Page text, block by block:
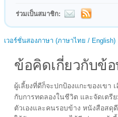
ร่วมเป็นสมาชิก:
เวอร์ชั่นสองภาษา (ภาษาไทย / English)
ข้อคิดเกี่ยวกับข้
ผู้เลี้ยงที่ดีก็จะปกป้องแกะของเขา
กับการทดลองในชีวิต และจัดเตรี
ตัวเองและคนรอบข้าง หนังสือสดุ